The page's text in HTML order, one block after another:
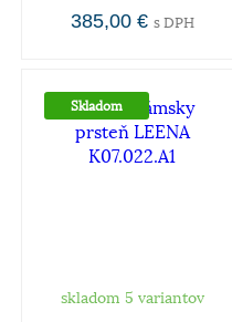
385,00 € s DPH
Skladom
skladom 5 variantov